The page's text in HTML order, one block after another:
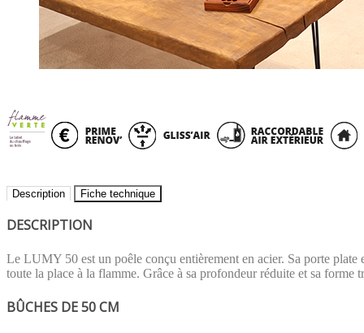
Description Fiche technique
DESCRIPTION
Le LUMY 50 est un poêle conçu entièrement en acier. Sa porte plate
toute la place à la flamme. Grâce à sa profondeur réduite et sa
BÛCHES DE 50 CM